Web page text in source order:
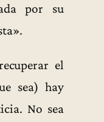
por su
el
sea) hay
No sea